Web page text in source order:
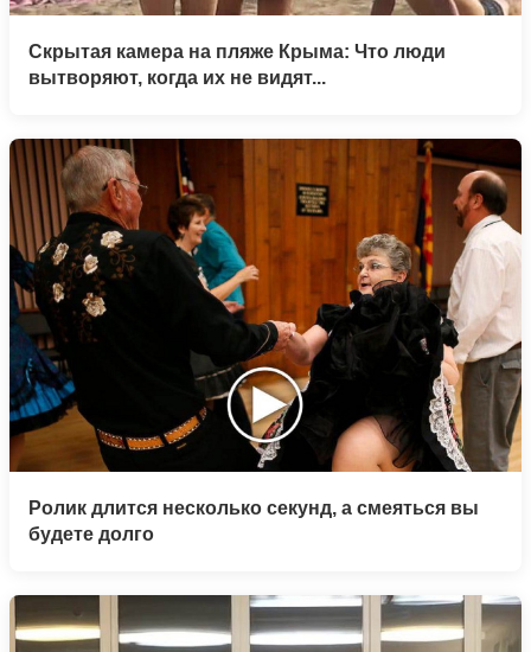
Скрытая камера на пляже Крыма: Что люди
вытворяют, когда их не видят...
Ролик длится несколько секунд, а смеяться вы
будете долго